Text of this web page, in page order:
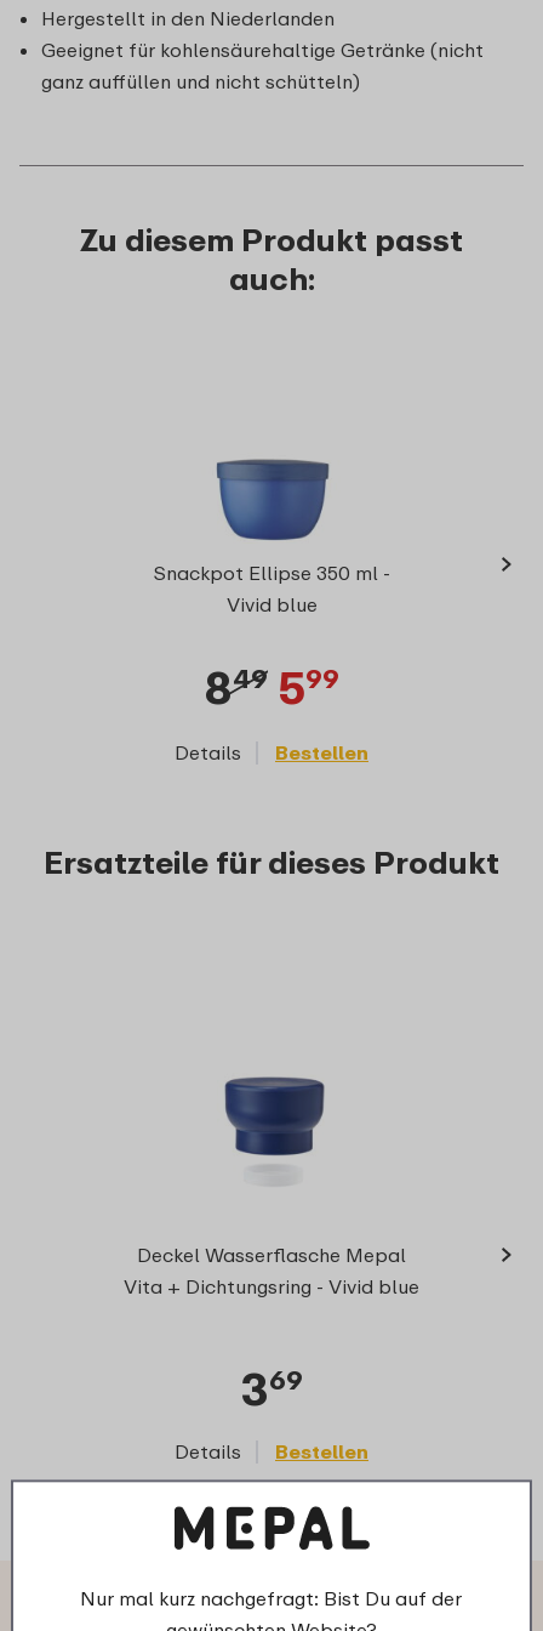
Hergestellt in den Niederlanden
Geeignet für kohlensäurehaltige Getränke (nicht
ganz auffüllen und nicht schütteln)
Zu diesem Produkt passt
auch:
Snackpot Ellipse 350 ml -
Vivid blue
849 599
Details Bestellen
›
Ersatzteile für dieses Produkt
Deckel Wasserflasche Mepal
Vita + Dichtungsring - Vivid blue
369
Details Bestellen
›
Das sagen andere Kunden über
Nur mal kurz nachgefragt: Bist Du auf der